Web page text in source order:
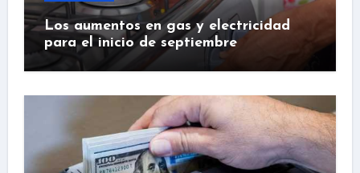
Los aumentos en gas y electricidad
para el inicio de septiembre